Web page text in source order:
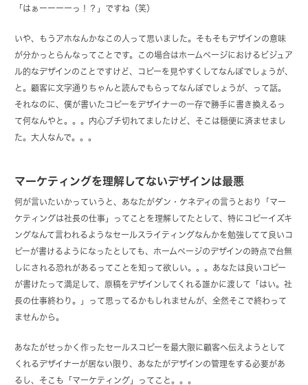
「はぁーーーーっ！？」ですね（笑）
いや、もうアホなんかなこの人って思いました。そもそもデザインの意味
が分かっとらんなってことです。この場合はホームページにおけるビジュア
ル的なデザインのことですけど、コピーを見やすくしてなんぼでしょうが、
と。顧客に文字通りちゃんと読んでもらってなんぼでしょうが、って話。
それなのに、僕が書いたコピーをデザイナーの一存で勝手に書き換えるっ
て何なんやと。。。内心ブチ切れてましたけど、そこは穏便に済ませまし
た。大人なんで。。。
マーケティングを理解してないデザインは最悪
何が言いたいかっていうと、あなたがダン・ケネディの言うとおり「マー
ケティングは社長の仕事」ってことを理解してたとして、特にコピーイズキ
ングなんて言われるようなセールスライティングなんかを勉強してて良いコ
ピーが書けるようになったとしても、ホームページのデザインの時点で台無
しにされる恐れがあるってことを知って欲しい。。。あなたは良いコピー
が書けたって満足して、原稿をデザインしてくれる誰かに渡して「はい。社
長の仕事終わり。」って思ってるかもしれませんが、全然そこで終わって
ませんから。
あなたがせっかく作ったセールスコピーを最大限に顧客へ伝えようとして
くれるデザイナーが居ない限り、あなたがデザインの管理をする必要があ
るし、そこも「マーケティング」ってこと。。。